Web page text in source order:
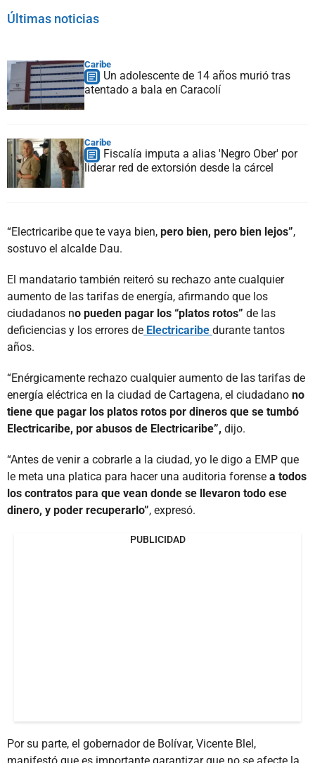
Últimas noticias
Caribe
Un adolescente de 14 años murió tras
atentado a bala en Caracolí
Caribe
Fiscalía imputa a alias 'Negro Ober' por
liderar red de extorsión desde la cárcel
“Electricaribe que te vaya bien, pero bien, pero bien lejos”,
sostuvo el alcalde Dau.
El mandatario también reiteró su rechazo ante cualquier
aumento de las tarifas de energía, afirmando que los
ciudadanos no pueden pagar los “platos rotos” de las
deficiencias y los errores de Electricaribe durante tantos
años.
“Enérgicamente rechazo cualquier aumento de las tarifas de
energía eléctrica en la ciudad de Cartagena, el ciudadano no
tiene que pagar los platos rotos por dineros que se tumbó
Electricaribe, por abusos de Electricaribe”, dijo.
“Antes de venir a cobrarle a la ciudad, yo le digo a EMP que
le meta una platica para hacer una auditoria forense a todos
los contratos para que vean donde se llevaron todo ese
dinero, y poder recuperarlo”, expresó.
PUBLICIDAD
Por su parte, el gobernador de Bolívar, Vicente Blel,
manifestó que es importante garantizar que no se afecte la